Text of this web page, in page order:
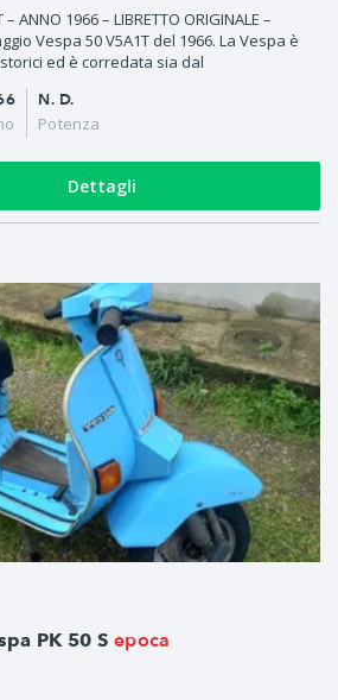
ANNO 1966 – LIBRETTO ORIGINALE –
Vespa 50 V5A1T del 1966. La Vespa è
ed è corredata sia dal
N. D.
Potenza
Dettagli
PK 50 S epoca